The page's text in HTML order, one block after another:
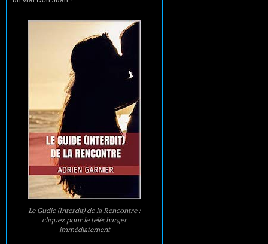
Le Gudie (Interdit) de la Rencontre :
cliquez pour le télécharger
immédiatement